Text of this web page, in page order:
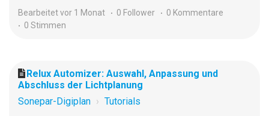
Bearbeitetvor 1 Monat 0 Follower
0 Kommentare
0 Stimmen
Relux Automizer: Auswahl, Anpassung und
Abschluss der Lichtplanung
Sonepar-Digiplan
Tutorials